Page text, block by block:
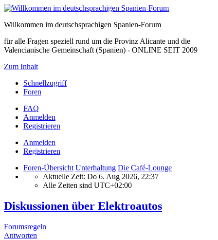
Willkommen im deutschsprachigen Spanien-Forum
für alle Fragen speziell rund um die Provinz Alicante und die
Valencianische Gemeinschaft (Spanien) - ONLINE SEIT 2009
Zum Inhalt
Schnellzugriff
Foren
FAQ
Anmelden
Registrieren
Anmelden
Registrieren
Foren-Übersicht Unterhaltung Die Café-Lounge
Aktuelle Zeit: Do 6. Aug 2026, 22:37
Alle Zeiten sind UTC+02:00
Diskussionen über Elektroautos
Forumsregeln
Antworten